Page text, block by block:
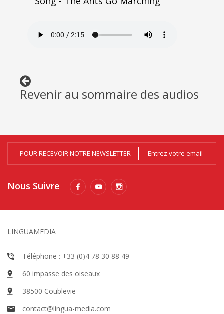
Revenir au sommaire des audios
POUR RECEVOIR NOTRE NEWSLETTER
Nous Suivre
LINGUAMEDIA
Téléphone : +33 (0)4 78 30 88 49
60 impasse des oiseaux
38500 Coublevie
contact@lingua-media.com